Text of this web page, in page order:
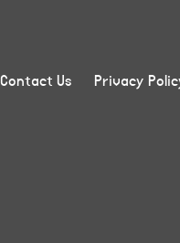
Privacy
Contact Us